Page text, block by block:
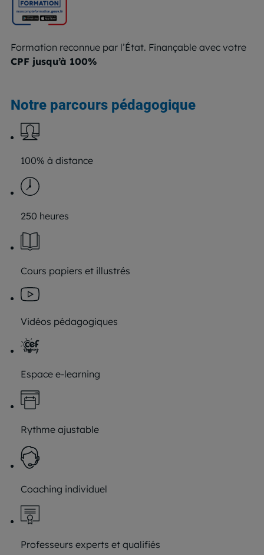
Formation reconnue par l’État. Finançable avec votre
CPF jusqu’à 100%
Notre parcours pédagogique
100% à distance
250 heures
Cours papiers et illustrés
Vidéos pédagogiques
Espace e-learning
Rythme ajustable
Coaching individuel
Professeurs experts et qualifiés